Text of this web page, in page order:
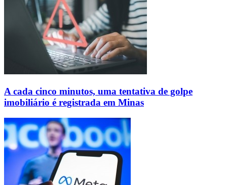
A cada cinco minutos, uma tentativa de golpe
imobiliário é registrada em Minas